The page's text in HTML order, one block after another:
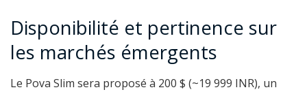
Disponibilité et pertinence sur
les marchés émergents
Le Pova Slim sera proposé à 200 $ (~19 999 INR), un